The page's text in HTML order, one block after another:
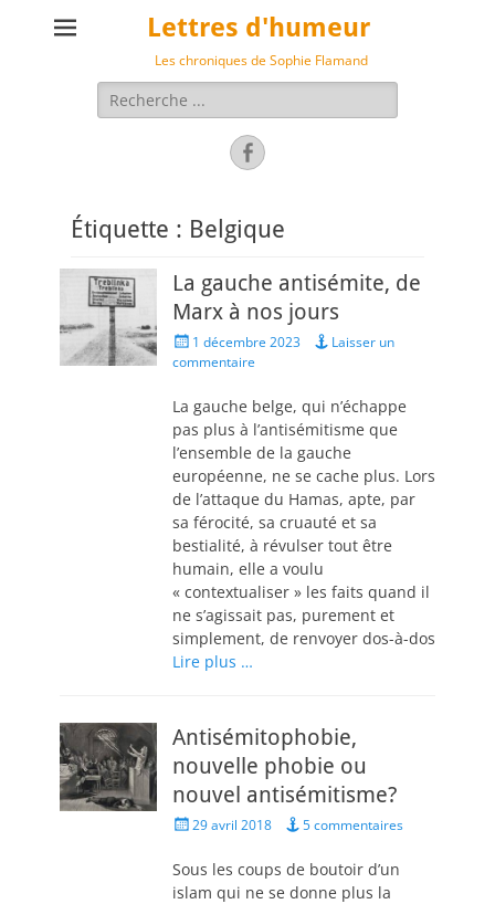
Lettres d'humeur
Les chroniques de Sophie Flamand
Rechercher :
Facebook
Étiquette : Belgique
La gauche antisémite, de
Marx à nos jours
Posted
on
1 décembre 2023
Laisser un
commentaire
La gauche belge, qui n’échappe
pas plus à l’antisémitisme que
l’ensemble de la gauche
européenne, ne se cache plus. Lors
de l’attaque du Hamas, apte, par
sa férocité, sa cruauté et sa
bestialité, à révulser tout être
humain, elle a voulu
« contextualiser » les faits quand il
ne s’agissait pas, purement et
simplement, de renvoyer dos-à-dos
Lire plus …
Antisémitophobie,
nouvelle phobie ou
nouvel antisémitisme?
Posted29 avril 2018 5 commentaires
Sous les coups de boutoir d’un
islam qui ne se donne plus la